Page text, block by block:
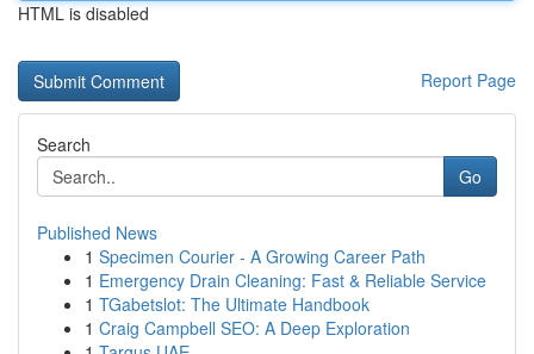
HTML is disabled
Report Page
Search
Go
Published News
1 Specimen Courier - A Growing Career Path
1 Emergency Drain Cleaning: Fast & Reliable Service
1 TGabetslot: The Ultimate Handbook
1 Craig Campbell SEO: A Deep Exploration